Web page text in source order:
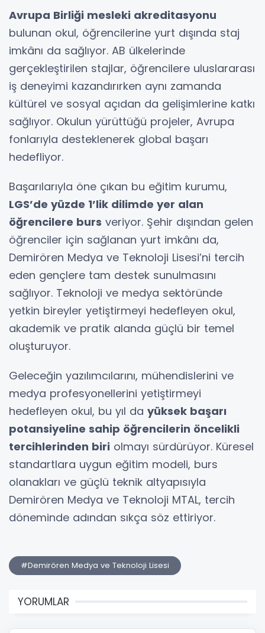
Avrupa Birliği mesleki akreditasyonu
bulunan okul, öğrencilerine yurt dışında staj
imkânı da sağlıyor. AB ülkelerinde
gerçekleştirilen stajlar, öğrencilere uluslararası
iş deneyimi kazandırırken aynı zamanda
kültürel ve sosyal açıdan da gelişimlerine katkı
sağlıyor. Okulun yürüttüğü projeler, Avrupa
fonlarıyla desteklenerek global başarı
hedefliyor.
Başarılarıyla öne çıkan bu eğitim kurumu,
LGS’de yüzde 1’lik dilimde yer alan
öğrencilere burs veriyor. Şehir dışından gelen
öğrenciler için sağlanan yurt imkânı da,
Demirören Medya ve Teknoloji Lisesi’ni tercih
eden gençlere tam destek sunulmasını
sağlıyor. Teknoloji ve medya sektöründe
yetkin bireyler yetiştirmeyi hedefleyen okul,
akademik ve pratik alanda güçlü bir temel
oluşturuyor.
Geleceğin yazılımcılarını, mühendislerini ve
medya profesyonellerini yetiştirmeyi
hedefleyen okul, bu yıl da yüksek başarı
potansiyeline sahip öğrencilerin öncelikli
tercihlerinden biri olmayı sürdürüyor. Küresel
standartlara uygun eğitim modeli, burs
olanakları ve güçlü teknik altyapısıyla
Demirören Medya ve Teknoloji MTAL, tercih
döneminde adından sıkça söz ettiriyor.
#Demirören Medya ve Teknoloji Lisesi
YORUMLAR